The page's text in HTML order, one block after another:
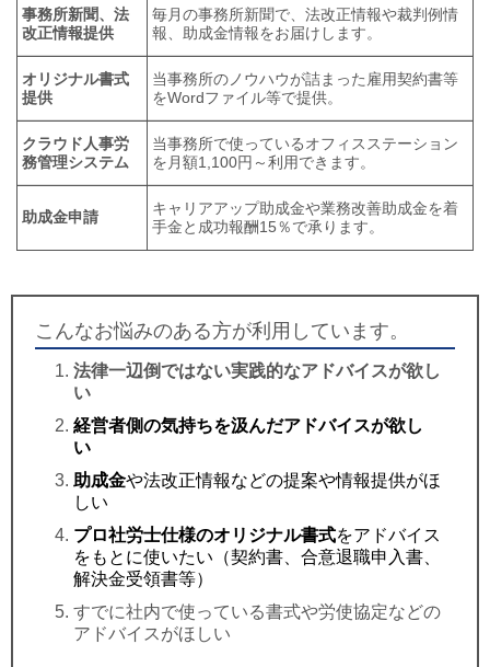
事務所新聞、法
改正情報提供
毎月の事務所新聞で、法改正情報や裁判例情
報、助成金情報をお届けします。
オリジナル書式
提供
当事務所のノウハウが詰まった雇用契約書等
をWordファイル等で提供。
クラウド人事労
務管理システム
当事務所で使っているオフィスステーション
を月額1,100円～利用できます。
助成金申請
キャリアアップ助成金や業務改善助成金を着
手金と成功報酬15％で承ります。
こんなお悩みのある方が利用しています。
法律一辺倒ではない実践的なアドバイスが欲し
い
経営者側の気持ちを汲んだアドバイスが欲し
い
助成金や法改正情報などの提案や情報提供がほ
しい
プロ社労士仕様のオリジナル書式をアドバイス
をもとに使いたい（契約書、合意退職申入書、
解決金受領書等）
すでに社内で使っている書式や労使協定などの
アドバイスがほしい